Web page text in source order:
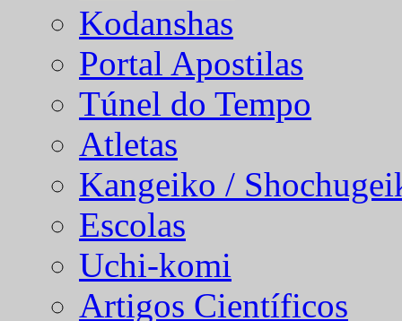
Kodanshas
Portal Apostilas
Túnel do Tempo
Atletas
Kangeiko /
Escolas
Uchi-komi
Artigos Científicos